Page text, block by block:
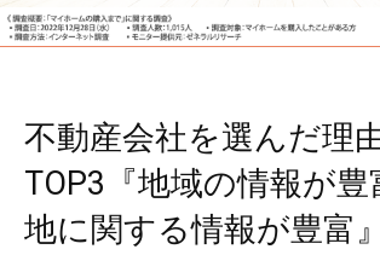
不動産会社を選んだ理
TOP3『地域の情報が豊
地に関する情報が豊富